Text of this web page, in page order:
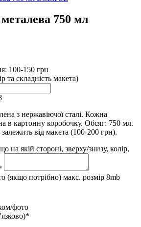
750 мл
100-150 грн
та складність макета)
з нержавіючої сталі. Кожна
в картонну коробочку. Обсяг: 750 мл.
залежить від макета (100-200 грн).
на якій стороні, зверху/знизу, колір,
(якщо потрібно) макс. розмір 8mb